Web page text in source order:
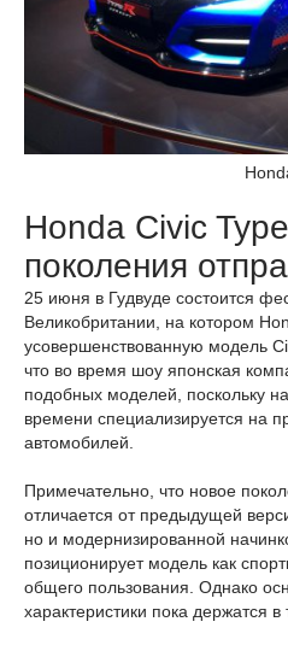
Honda Civic
поколения
25 июня в Гудвуде состоится
Великобритании, на котором
усовершенствованную модель
что во время шоу японская
подобных моделей, поскольку
времени специализируется на
автомобилей.
Примечательно, что новое
отличается от предыдущей
но и модернизированной
позиционирует модель как
общего пользования. Однако
характеристики пока держатся в